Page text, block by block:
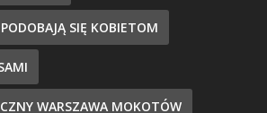
SIĘ KOBIETOM
WARSZAWA MOKOTÓW